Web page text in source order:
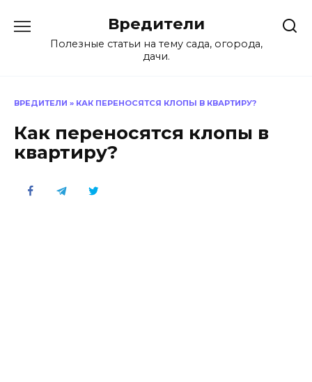
содержанию
Вредители
Полезные статьи на тему сада, огорода,
дачи.
ВРЕДИТЕЛИ » КАК ПЕРЕНОСЯТСЯ КЛОПЫ В КВАРТИРУ?
Как переносятся клопы в
квартиру?